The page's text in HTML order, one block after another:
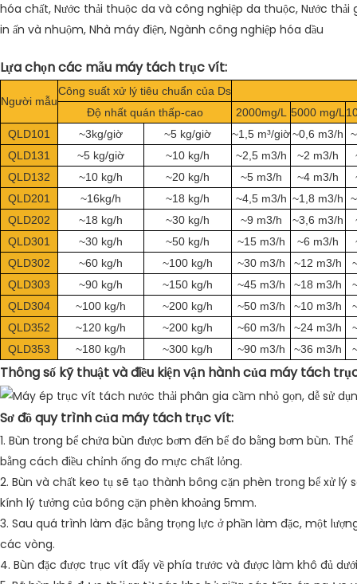
hóa chất, Nước thải thuộc da và công nghiệp da thuộc, Nước thải
in ấn và nhuộm, Nhà máy điện, Ngành công nghiệp hóa dầu
Lựa chọn các mẫu máy tách trục vít:
Người mẫu
Công suất xử lý tiêu chuẩn của Ds
Độ nhất quán thấp-cao
2000mg/L 5000 mg/L
QLD101
~3kg/giờ ~5 kg/giờ ~1,5 m³/giờ~0,6 m3/h
QLD131
~5 kg/giờ ~10 kg/h ~2,5 m3/h ~2 m3/h
QLD132
~10 kg/h ~20 kg/h ~5 m3/h ~4 m3/h
QLD201
~16kg/h ~18 kg/h ~4,5 m3/h ~1,8 m3/h
QLD202
~18 kg/h ~30 kg/h ~9 m3/h ~3,6 m3/h
QLD301
~30 kg/h ~50 kg/h ~15 m3/h ~6 m3/h
QLD302
~60 kg/h ~100 kg/h ~30 m3/h ~12 m3/h
QLD303
~90 kg/h ~150 kg/h ~45 m3/h ~18 m3/h
QLD304
~100 kg/h ~200 kg/h ~50 m3/h ~10 m3/h
QLD352
~120 kg/h ~200 kg/h ~60 m3/h ~24 m3/h
QLD353
~180 kg/h ~300 kg/h ~90 m3/h ~36 m3/h
Thông số kỹ thuật và điều kiện vận hành của máy tách
Sơ đồ quy trình của máy tách trục vít:
1. Bùn trong bể chứa bùn được bơm đến bể đo bằng bơm bùn.
bằng cách điều chỉnh ống đo mực chất lỏng.
2. Bùn và chất keo tụ sẽ tạo thành bông cặn phèn trong bể xử lý
kính lý tưởng của bông cặn phèn khoảng 5mm.
3. Sau quá trình làm đặc bằng trọng lực ở phần làm đặc, một
các vòng.
4. Bùn đặc được trục vít đẩy về phía trước và được làm khô đủ